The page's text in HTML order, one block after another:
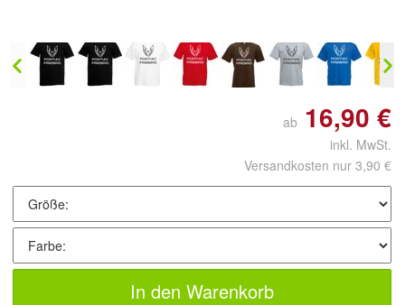
ab 16,90 €
inkl. MwSt.
Versandkosten nur 3,90 €
In den Warenkorb